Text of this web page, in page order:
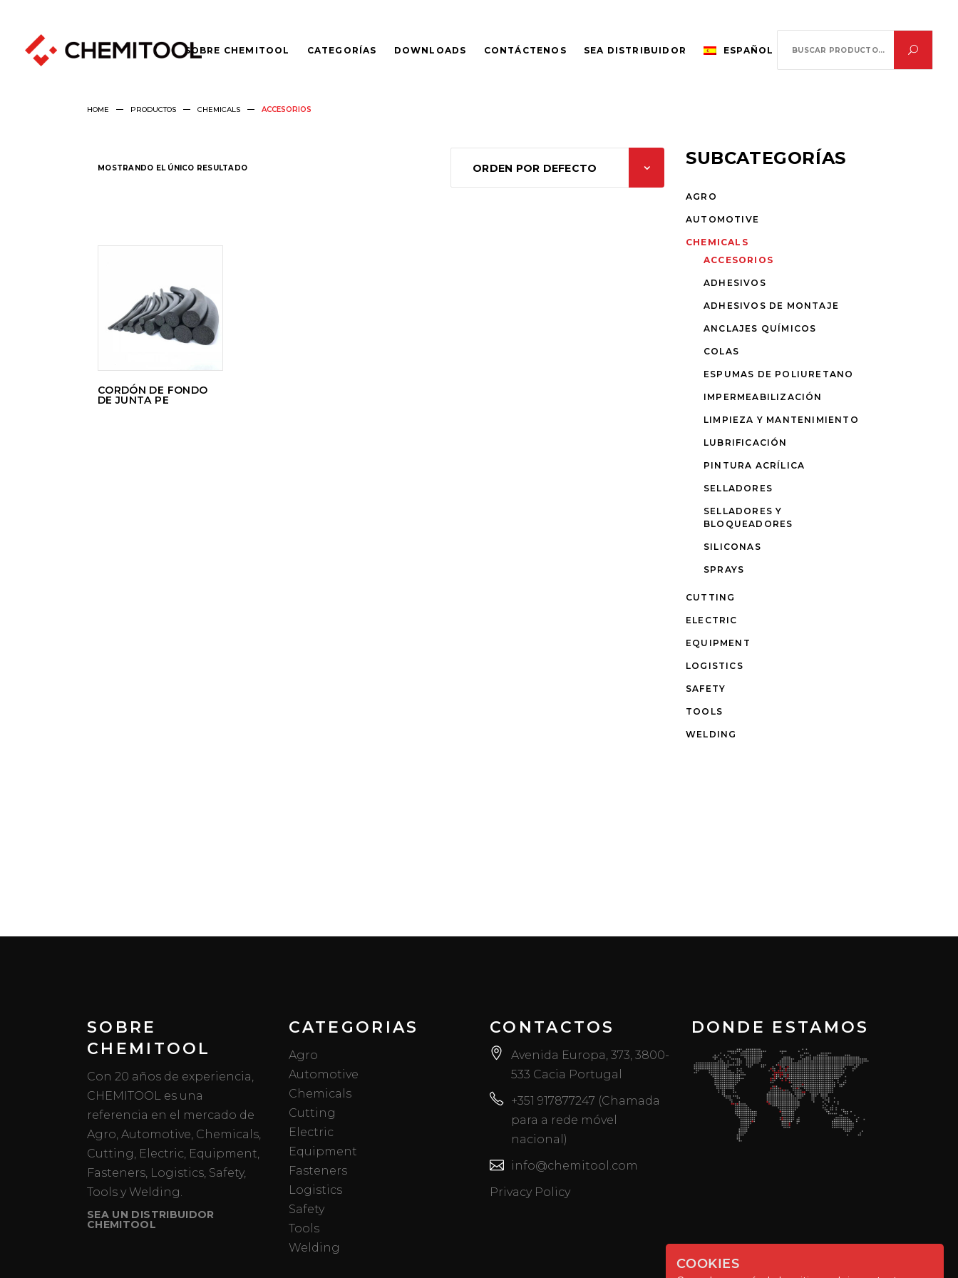
SOBRE CHEMITOOL CATEGORÍAS DOWNLOADS CONTÁCTENOS SEA DISTRIBUIDOR ESPAÑOL
HOME PRODUCTOS CHEMICALS ACCESORIOS
MOSTRANDO EL ÚNICO RESULTADO ORDEN POR DEFECTO
LEER
MÁS
CORDÓN DE FONDO
DE JUNTA PE
SUBCATEGORÍAS
AGRO
AUTOMOTIVE
CHEMICALS
ACCESORIOS
ADHESIVOS
ADHESIVOS DE MONTAJE
ANCLAJES QUÍMICOS
COLAS
ESPUMAS DE POLIURETANO
IMPERMEABILIZACIÓN
LIMPIEZA Y MANTENIMIENTO
LUBRIFICACIÓN
PINTURA ACRÍLICA
SELLADORES
SELLADORES Y
BLOQUEADORES
SILICONAS
SPRAYS
CUTTING
ELECTRIC
EQUIPMENT
LOGISTICS
SAFETY
TOOLS
WELDING
SOBRE
CHEMITOOL
Con 20 años de experiencia,
CHEMITOOL es una
referencia en el mercado de
Agro, Automotive, Chemicals,
Cutting, Electric, Equipment,
Fasteners, Logistics, Safety,
Tools y Welding.
SEA UN DISTRIBUIDOR
CHEMITOOL
CATEGORIAS
Agro
Automotive
Chemicals
Cutting
Electric
Equipment
Fasteners
Logistics
Safety
Tools
Welding
CONTACTOS
Avenida Europa, 373, 3800-
533 Cacia Portugal
+351 917877247 (Chamada
para a rede móvel
nacional)
info@chemitool.com
Privacy Policy
DONDE ESTAMOS
COOKIES